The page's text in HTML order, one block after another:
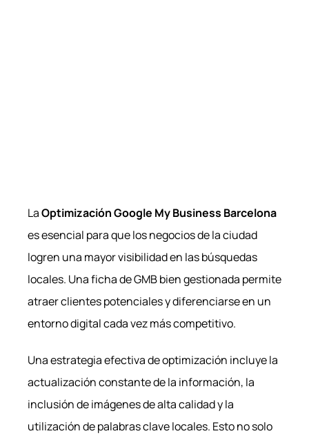
LaOptimización Google My Business Barcelona
es esencial para que los negocios de la ciudad
logren una mayor visibilidad en las búsquedas
locales. Una ficha de GMB bien gestionada permite
atraer clientes potenciales y diferenciarse en un
entorno digital cada vez más competitivo.
Una estrategia efectiva de optimización incluye la
actualización constante de la información, la
inclusión de imágenes de alta calidad y la
utilización de palabras clave locales. Esto no solo